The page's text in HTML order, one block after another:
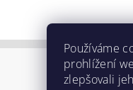
Používáme
prohlížení
zlepšovali